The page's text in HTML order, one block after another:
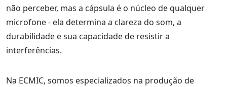
não perceber, mas a cápsula é o núcleo de qualquer
microfone - ela determina a clareza do som, a
durabilidade e sua capacidade de resistir a
interferências.
Na ECMIC, somos especializados na produção de